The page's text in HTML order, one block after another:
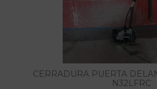
CERRADURA PUERTA
N32LFRC